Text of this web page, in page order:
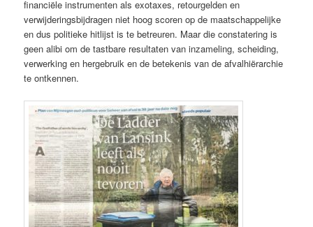
financiële instrumenten als exotaxes, retourgelden en
verwijderingsbijdragen niet hoog scoren op de maatschappelijke
en dus politieke hitlijst is te betreuren. Maar die constatering is
geen alibi om de tastbare resultaten van inzameling, scheiding,
verwerking en hergebruik en de betekenis van de afvalhiërarchie
te ontkennen.